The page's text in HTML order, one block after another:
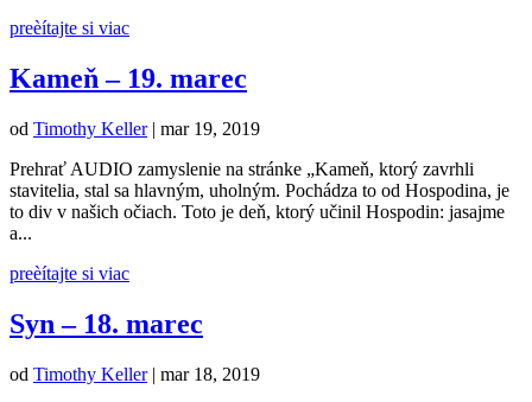
preèítajte si viac
Kameň – 19. marec
od Timothy Keller| mar 19, 2019
Prehrať AUDIO zamyslenie na stránke „Kameň, ktorý zavrhli
stavitelia, stal sa hlavným, uholným. Pochádza to od Hospodina, je
to div v našich očiach. Toto je deň, ktorý učinil Hospodin: jasajme
a...
preèítajte si viac
Syn – 18. marec
od Timothy Keller| mar 18, 2019